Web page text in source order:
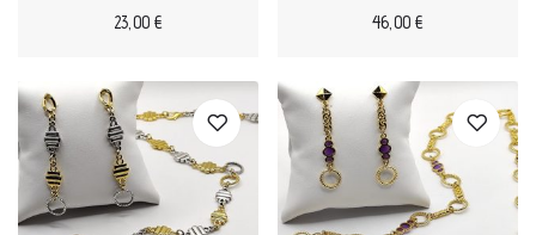
23,00 €
46,00 €